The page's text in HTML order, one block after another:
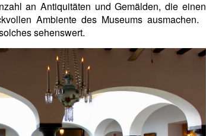
an Antiquitäten und Gemälden, die einen
Ambiente des Museums ausmachen.
sehenswert.